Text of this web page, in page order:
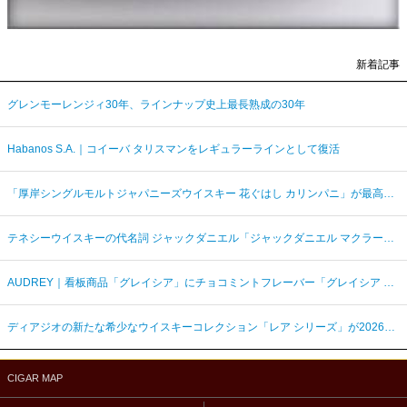
新着記事
グレンモーレンジィ30年、ラインナップ史上最長熟成の30年
Habanos S.A.｜コイーバ タリスマンをレギュラーラインとして復活
「厚岸シングルモルトジャパニーズウイスキー 花ぐはし カリンパニ」が最高金賞、ジャパングランプリ受賞
テネシーウイスキーの代名詞 ジャックダニエル「ジャックダニエル マクラーレン2026ラベル」を数量限定発売
AUDREY｜看板商品「グレイシア」にチョコミントフレーバー「グレイシア チョコミンティ」が新登場
ディアジオの新たな希少なウイスキーコレクション「レア シリーズ」が2026年7月7日（火）より日本発売
CIGAR MAP